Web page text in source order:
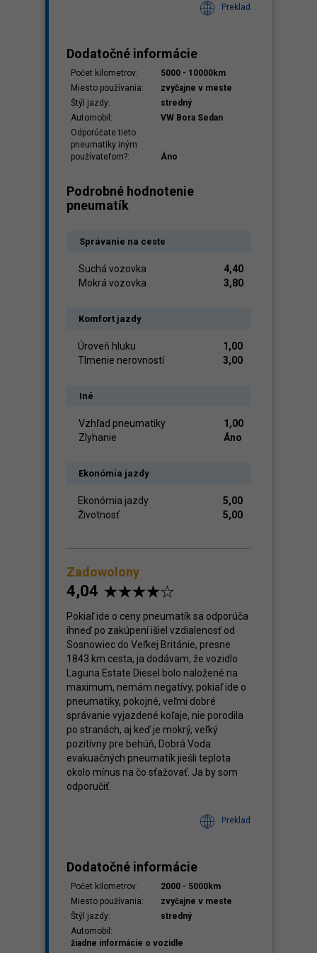
Preklad
Dodatočné informácie
Počet kilometrov:
5000 - 10000km
Miesto používania:
zvyčajne v meste
Štýl jazdy:
stredný
Automobil:
VW Bora Sedan
Odporúčate tieto
pneumatiky iným
používateľom?:
Áno
Podrobné hodnotenie
pneumatík
Správanie na ceste
Suchá vozovka
4,40
Mokrá vozovka
3,80
Komfort jazdy
Úroveň hluku
1,00
Tlmenie nerovností
3,00
Iné
Vzhľad pneumatiky
1,00
Zlyhanie
Áno
Ekonómia jazdy
Ekonómia jazdy
5,00
Životnosť
5,00
Zadowolony
4,04
Pokiaľ ide o ceny pneumatík sa odporúča
ihneď po zakúpení išiel vzdialenosť od
Sosnowiec do Veľkej Británie, presne
1843 km cesta, ja dodávam, že vozidlo
Laguna Estate Diesel bolo naložené na
maximum, nemám negatívy, pokiaľ ide o
pneumatiky, pokojné, veľmi dobré
správanie vyjazdené koľaje, nie porodila
po stranách, aj keď je mokrý, veľký
pozitívny pre behúň, Dobrá Voda
evakuačných pneumatík jieśli teplota
okolo mínus na čo sťažovať. Ja by som
odporučiť.
Preklad
Dodatočné informácie
Počet kilometrov:
2000 - 5000km
Miesto používania:
zvyčajne v meste
Štýl jazdy:
stredný
Automobil:
žiadne informácie o vozidle